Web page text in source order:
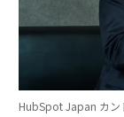
HubSpot Japan カン